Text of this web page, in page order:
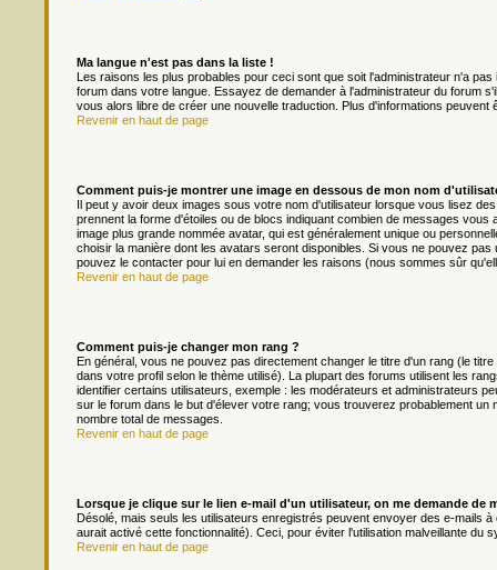
Ma langue n'est pas dans la liste !
Les raisons les plus probables pour ceci sont que soit l'administrateur n'a
forum dans votre langue. Essayez de demander à l'administrateur du forum
vous alors libre de créer une nouvelle traduction. Plus d'informations
Revenir en haut de page
Comment puis-je montrer une image en dessous de mon nom
Il peut y avoir deux images sous votre nom d'utilisateur lorsque vous lisez
prennent la forme d'étoiles ou de blocs indiquant combien de messages
image plus grande nommée avatar, qui est généralement unique ou
choisir la manière dont les avatars seront disponibles. Si vous ne pouvez
pouvez le contacter pour lui en demander les raisons (nous sommes sûr
Revenir en haut de page
Comment puis-je changer mon rang ?
En général, vous ne pouvez pas directement changer le titre d'un rang (le
dans votre profil selon le thème utilisé). La plupart des forums utilisent les
identifier certains utilisateurs, exemple : les modérateurs et administrateurs
sur le forum dans le but d'élever votre rang; vous trouverez probablement
nombre total de messages.
Revenir en haut de page
Lorsque je clique sur le lien e-mail d'un utilisateur, on me demande de
Désolé, mais seuls les utilisateurs enregistrés peuvent envoyer des e-mails
aurait activé cette fonctionnalité). Ceci, pour éviter l'utilisation malveillante du
Revenir en haut de page